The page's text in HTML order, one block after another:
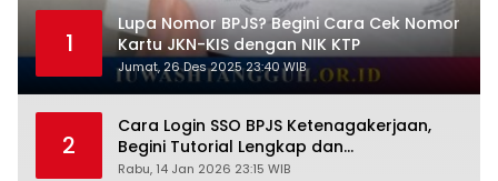
1
Lupa Nomor BPJS? Begini Cara Cek Nomor
Kartu JKN-KIS dengan NIK KTP
Jumat, 26 Des 2025 23:40 WIB
2
Cara Login SSO BPJS Ketenagakerjaan,
Begini Tutorial Lengkap dan
Pengertiannya
Rabu, 14 Jan 2026 23:15 WIB